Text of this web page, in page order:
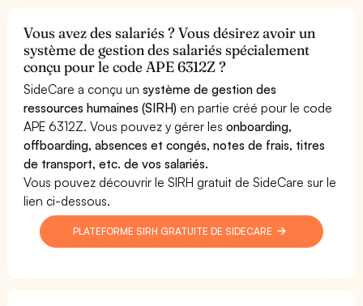
Vous avez des salariés ? Vous désirez avoir un
système de gestion des salariés spécialement
conçu pour le code APE 6312Z ?
SideCare a conçu unsystème de gestion des
ressources humaines (SIRH) en partie créé pour le code
APE 6312Z. Vous pouvez y gérer lesonboarding,
offboarding, absences et congés, notes de frais, titres
de transport, etc. de vos salariés.
Vous pouvez découvrir le SIRH gratuit de SideCare sur le
lien ci-dessous.
PLATEFORME SIRH GRATUITE DE SIDECARE